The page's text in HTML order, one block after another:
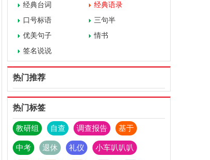
经典台词
经典语录
口号标语
三句半
优美句子
情书
签名说说
热门推荐
热门标签
教研组 自查 调查报告 基于
中考 退休 礼仪 小车叭叭叭